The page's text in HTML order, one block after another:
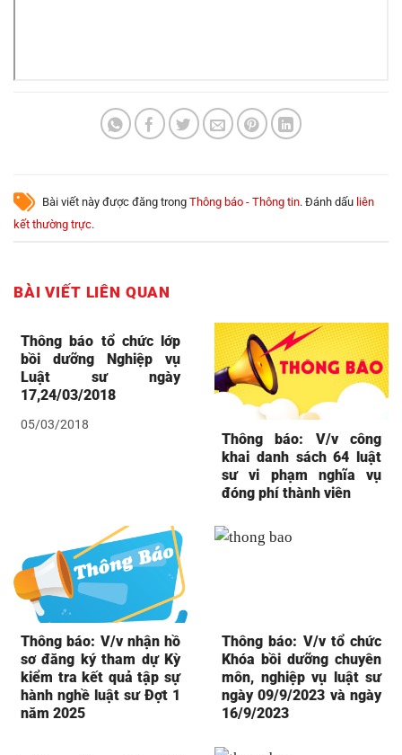
Bài viết này được đăng trong Thông báo - Thông tin. Đánh dấu liên
kết thường trực.
BÀI VIẾT LIÊN QUAN
Thông báo tổ chức lớp
bồi dưỡng Nghiệp vụ
Luật sư ngày
17,24/03/2018
05/03/2018
Thông báo: V/v công
khai danh sách 64 luật
sư vi phạm nghĩa vụ
đóng phí thành viên
Thông báo: V/v nhận hồ
sơ đăng ký tham dự Kỳ
kiểm tra kết quả tập sự
hành nghề luật sư Đợt 1
năm 2025
Thông báo: V/v tổ chức
Khóa bồi dưỡng chuyên
môn, nghiệp vụ luật sư
ngày 09/9/2023 và ngày
16/9/2023